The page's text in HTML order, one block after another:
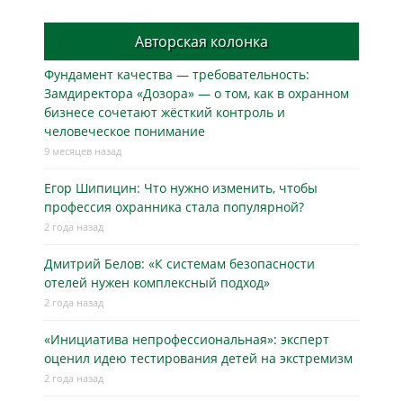
Авторская колонка
Фундамент качества — требовательность:
Замдиректора «Дозора» — о том, как в охранном
бизнесe сочетают жёсткий контроль и
человеческое понимание
9 месяцев назад
Егор Шипицин: Что нужно изменить, чтобы
профессия охранника стала популярной?
2 года назад
Дмитрий Белов: «К системам безопасности
отелей нужен комплексный подход»
2 года назад
«Инициатива непрофессиональная»: эксперт
оценил идею тестирования детей на экстремизм
2 года назад